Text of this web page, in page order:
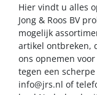
Hier vindt u alles
Jong & Roos BV
mogelijk
artikel ontbreken,
ons opnemen
tegen een
info@jrs.nl of